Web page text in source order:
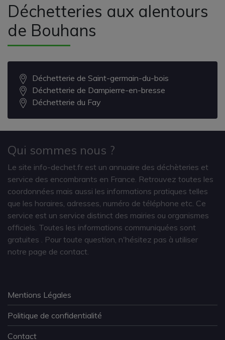
Déchetteries aux alentours
de Bouhans
Déchetterie de Saint-germain-du-bois
Déchetterie de Dampierre-en-bresse
Déchetterie du Fay
Qui sommes nous ?
Le site info-dechet.fr est un annuaire des déchèteries et
service des encombrants en France. Retrouvez toutes les
coordonnées mais aussi les informations pratiques telles
que les horaires, adresses, numéro de téléphone etc. Ce
service est un service distinct des mairies ou organismes
officiels. Toutes les informations communiquées sont
gratuites
. Pour toute question, n'hésitez pas à utiliser
notre page de contact.
Mentions Légales
Politique de confidentialité
Contact